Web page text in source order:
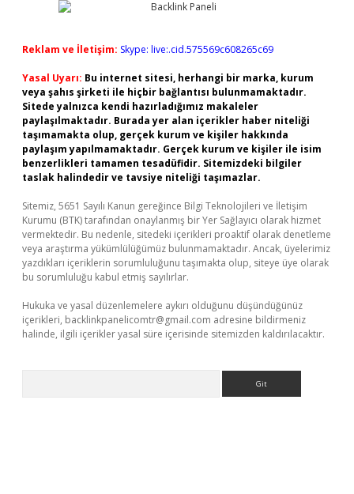
Reklam ve İletişim: Skype: live:.cid.575569c608265c69
Yasal Uyarı: Bu internet sitesi, herhangi bir marka, kurum
veya şahıs şirketi ile hiçbir bağlantısı bulunmamaktadır.
Sitede yalnızca kendi hazırladığımız makaleler
paylaşılmaktadır. Burada yer alan içerikler haber niteliği
taşımamakta olup, gerçek kurum ve kişiler hakkında
paylaşım yapılmamaktadır. Gerçek kurum ve kişiler ile isim
benzerlikleri tamamen tesadüfidir. Sitemizdeki bilgiler
taslak halindedir ve tavsiye niteliği taşımazlar.
Sitemiz, 5651 Sayılı Kanun gereğince Bilgi Teknolojileri ve İletişim
Kurumu (BTK) tarafından onaylanmış bir Yer Sağlayıcı olarak hizmet
vermektedir. Bu nedenle, sitedeki içerikleri proaktif olarak denetleme
veya araştırma yükümlülüğümüz bulunmamaktadır. Ancak, üyelerimiz
yazdıkları içeriklerin sorumluluğunu taşımakta olup, siteye üye olarak
bu sorumluluğu kabul etmiş sayılırlar.
Hukuka ve yasal düzenlemelere aykırı olduğunu düşündüğünüz
içerikleri, backlinkpanelicomtr@gmail.com adresine bildirmeniz
halinde, ilgili içerikler yasal süre içerisinde sitemizden kaldırılacaktır.